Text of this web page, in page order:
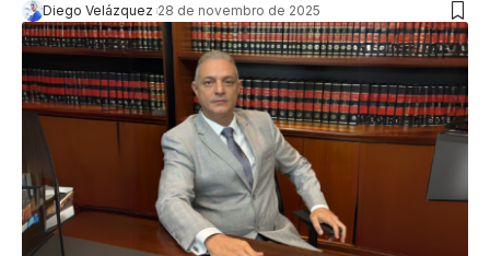
Diego Velázquez 28 de novembro de 2025